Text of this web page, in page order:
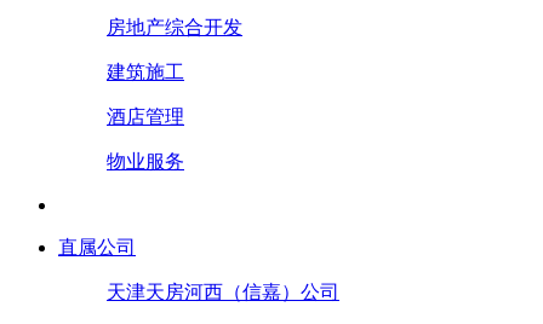
房地产综合开发
建筑施工
酒店管理
物业服务
直属公司
天津天房河西（信嘉）公司